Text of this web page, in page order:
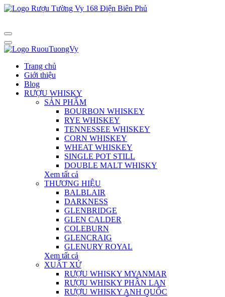
Trang chủ
Giới thiệu
Blog
RƯỢU WHISKY
SẢN PHẨM
BOURBON WHISKEY
RYE WHISKEY
TENNESSEE WHISKEY
CORN WHISKEY
WHEAT WHISKEY
SINGLE POT STILL
DOUBLE MALT WHISKY
Xem tất cả
THƯƠNG HIỆU
BALBLAIR
DARKNESS
GLENBRIDGE
GLEN CALDER
COLEBURN
GLENCRAIG
GLENURY ROYAL
Xem tất cả
XUẤT XỨ
RƯỢU WHISKY MYANMAR
RƯỢU WHISKY PHẦN LAN
RƯỢU WHISKY ANH QUỐC